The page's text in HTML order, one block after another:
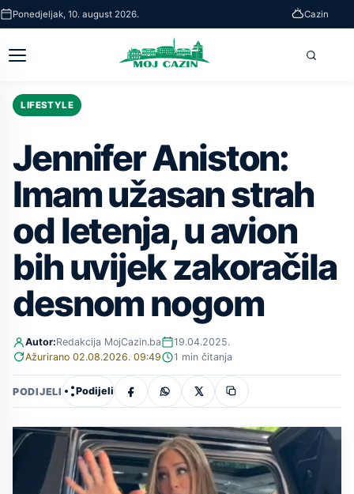
Skip
to
main
Ponedjeljak, 10. august 2026. Cazin
Otvori
meni
LIFESTYLE
Jennifer Aniston:
Imam užasan strah
od letenja, u avion
bih uvijek zakoračila
desnom nogom
Autor:Redakcija MojCazin.ba
19.04.2025.
Ažurirano 02.08.2026. 09:49
1 min čitanja
PODIJELI Podijeli